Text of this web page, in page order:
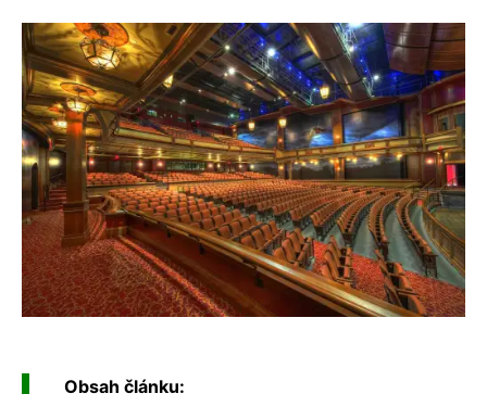
Obsah článku: